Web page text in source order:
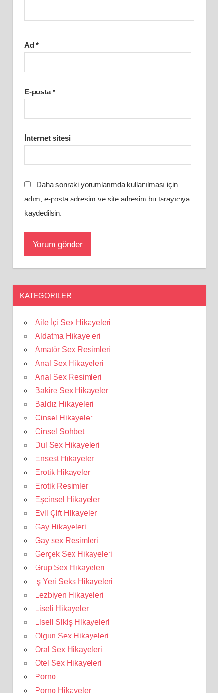
Ad *
E-posta*
İnternet sitesi
Daha sonraki yorumlarımda kullanılması için
adım, e-posta adresim ve site adresim bu tarayıcıya
kaydedilsin.
KATEGORILER
Aile İçi Sex Hikayeleri
Aldatma Hikayeleri
Amatör Sex Resimleri
Anal Sex Hikayeleri
Anal Sex Resimleri
Bakire Sex Hikayeleri
Baldız Hikayeleri
Cinsel Hikayeler
Cinsel Sohbet
Dul Sex Hikayeleri
Ensest Hikayeler
Erotik Hikayeler
Erotik Resimler
Eşcinsel Hikayeler
Evli Çift Hikayeler
Gay Hikayeleri
Gay sex Resimleri
Gerçek Sex Hikayeleri
Grup Sex Hikayeleri
İş Yeri Seks Hikayeleri
Lezbiyen Hikayeleri
Liseli Hikayeler
Liseli Sikiş Hikayeleri
Olgun Sex Hikayeleri
Oral Sex Hikayeleri
Otel Sex Hikayeleri
Porno
Porno Hikayeler